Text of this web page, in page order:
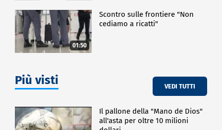
01:50
Scontro sulle frontiere "Non
cediamo a ricatti"
Più visti VEDI TUTTI
Il pallone della "Mano de Dios"
all'asta per oltre 10 milioni